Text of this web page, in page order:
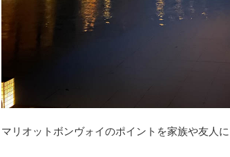
マリオットボンヴォイのポイントを家族や友人